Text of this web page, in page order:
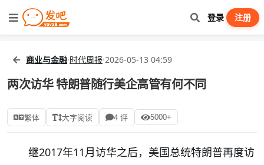
登录 注册
商业与金融·时代周报·2026-05-13 04:59
两次访华 特朗普随行美企高管有何不同
繁体 大字阅读 4 评 5000+
继2017年11月访华之后，美国总统特朗普再度访